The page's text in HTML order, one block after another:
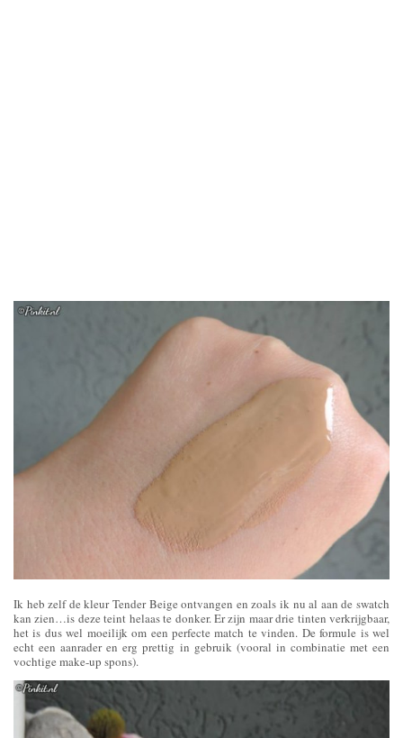
Ik heb zelf de kleur Tender Beige ontvangen en zoals ik nu al aan de swatch
kan zien…is deze teint helaas te donker. Er zijn maar drie tinten verkrijgbaar,
het is dus wel moeilijk om een perfecte match te vinden. De formule is wel
echt een aanrader en erg prettig in gebruik (vooral in combinatie met een
vochtige make-up spons).